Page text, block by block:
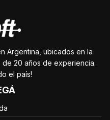
Argentina, ubicados en la
20 años de experiencia.
el país!